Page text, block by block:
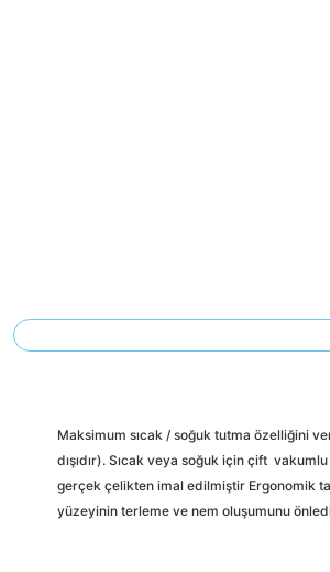
Maksimum sıcak / soğuk tutma özelliğini
dışıdır). Sıcak veya soğuk için çift
gerçek çelikten imal edilmiştir Ergonomik
yüzeyinin terleme ve nem oluşumunu